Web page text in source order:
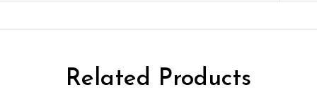
Related Products